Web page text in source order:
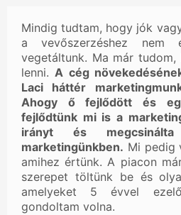
Mindig tudtam, hogy jók
a vevőszerzéshez nem
vegetáltunk. Ma már
lenni.A cég
Laci háttér
Ahogy ő fejlődött és
fejlődtünk mi is a
irányt és
marketingünkben. Mi pedig
amihez értünk. A piacon
szerepet töltünk be és
amelyeket 5 évvel
gondoltam volna.